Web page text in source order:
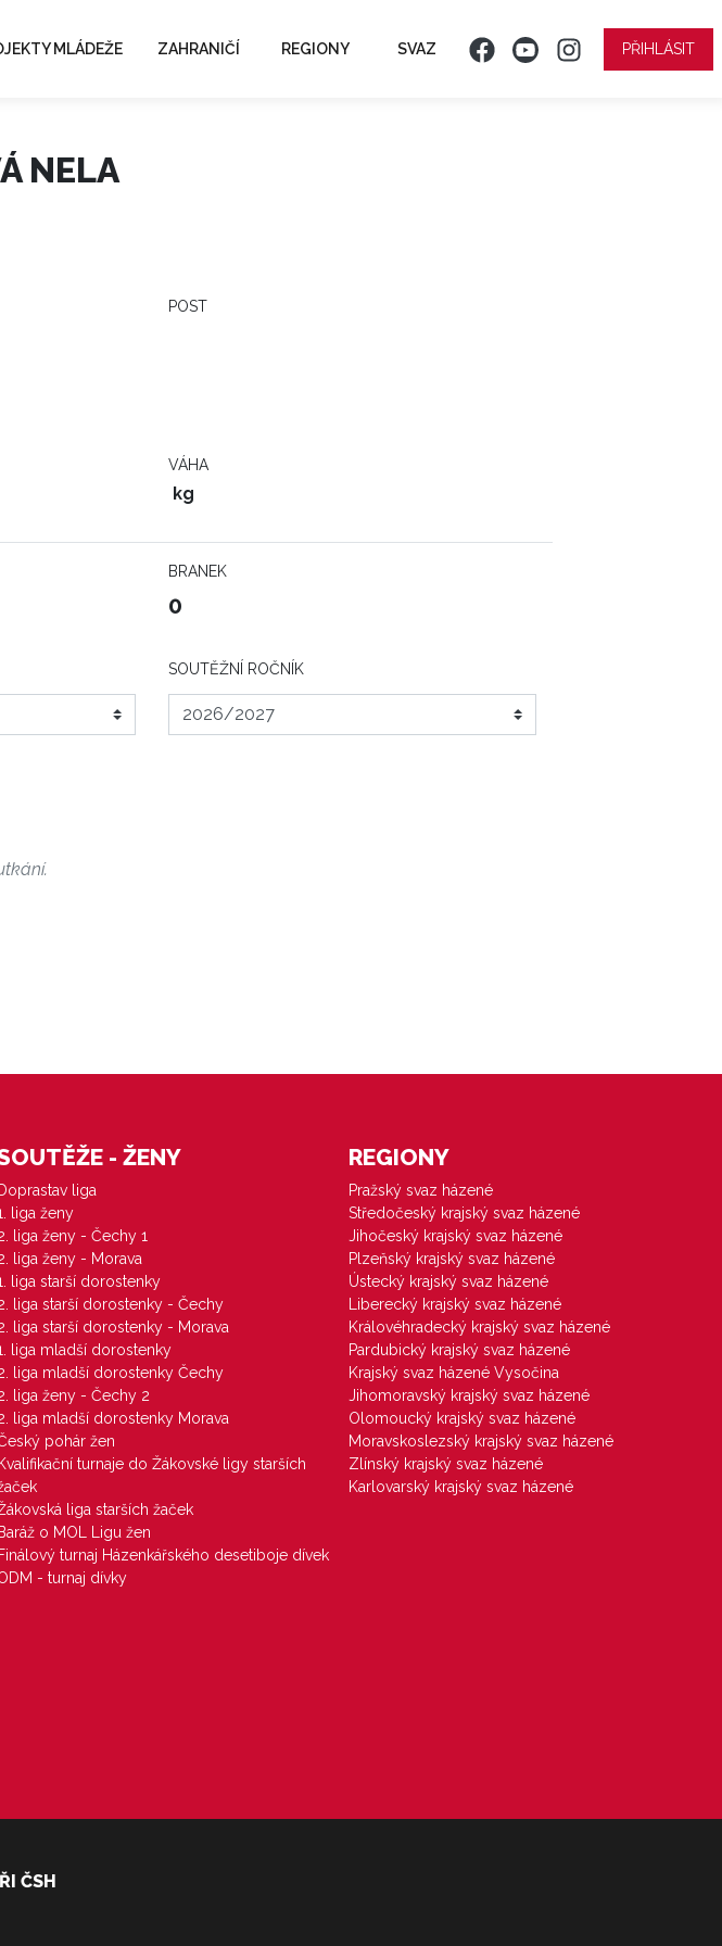
MLÁDEŽE ZAHRANIČÍ REGIONY SVAZ PŘIHLÁSIT
NELA
POST
VÁHA
kg
BRANEK
0
SOUTĚŽNÍ ROČNÍK
- ŽENY
Doprastav liga
liga ženy
liga ženy - Čechy 1
liga ženy - Morava
liga starší dorostenky
liga starší dorostenky - Čechy
liga starší dorostenky - Morava
liga mladší dorostenky
liga mladší dorostenky Čechy
liga ženy - Čechy 2
liga mladší dorostenky Morava
pohár žen
Kvalifikační turnaje do Žákovské ligy starších
liga starších žaček
Baráž o MOL Ligu žen
Finálový turnaj Házenkářského desetiboje dívek
- turnaj dívky
REGIONY
Pražský svaz házené
Středočeský krajský svaz házené
Jihočeský krajský svaz házené
Plzeňský krajský svaz házené
Ústecký krajský svaz házené
Liberecký krajský svaz házené
Královéhradecký krajský svaz házené
Pardubický krajský svaz házené
Krajský svaz házené Vysočina
Jihomoravský krajský svaz házené
Olomoucký krajský svaz házené
Moravskoslezský krajský svaz házené
Zlínský krajský svaz házené
Karlovarský krajský svaz házené
ČSH